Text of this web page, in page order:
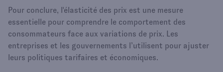
Pour conclure, l'élasticité des prix est une mesure
essentielle pour comprendre le comportement des
consommateurs face aux variations de prix. Les
entreprises et les gouvernements l’utilisent pour ajuster
leurs politiques tarifaires et économiques.